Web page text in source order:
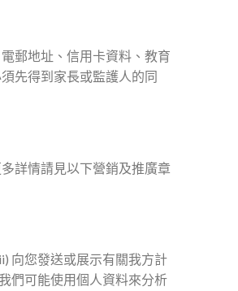
郵地址、信用卡資料、教育
先得到家長或監護人的同
詳情請見以下營銷及推廣章
向您發送或展示有關我方計
們可能使用個人資料來分析